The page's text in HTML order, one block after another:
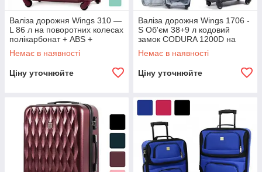
Валіза дорожня Wings 310 —
L 86 л на поворотних колесах
полікарбонат + ABS +
кодовий замок B_1608
Бордовий
Немає в наявності
Ціну уточнюйте
Валіза дорожня Wings 1706 -
S Об'єм 38+9 л кодовий
замок CODURA 1200D на
колесах для поїздок B_2033
Немає в наявності
Ціну уточнюйте